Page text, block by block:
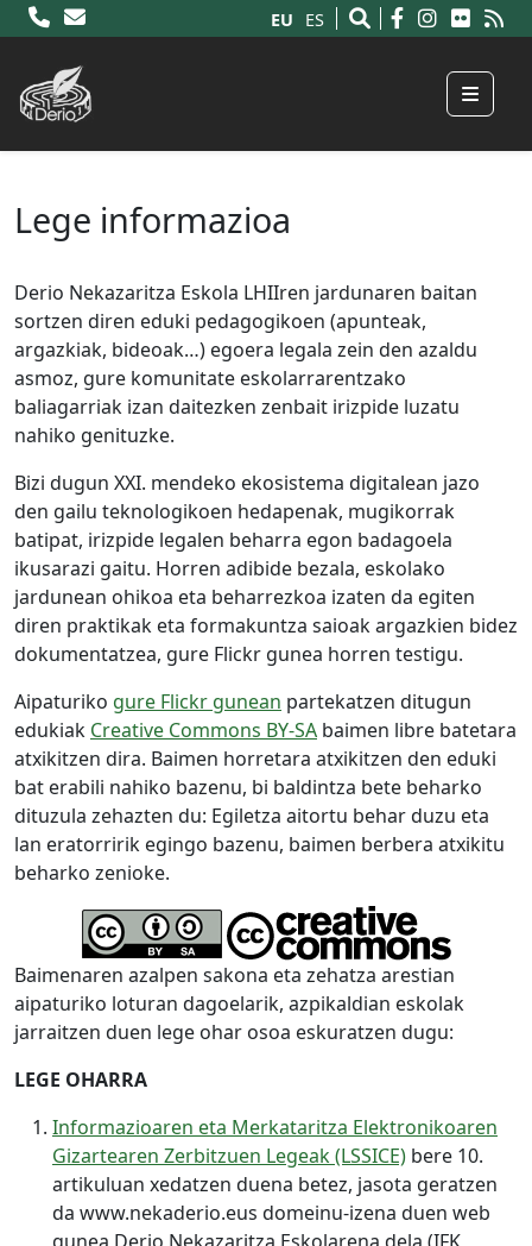
EU ES
Menu
Lege informazioa
Derio Nekazaritza Eskola LHIIren jardunaren baitan
sortzen diren eduki pedagogikoen (apunteak,
argazkiak, bideoak…) egoera legala zein den azaldu
asmoz, gure komunitate eskolarrarentzako
baliagarriak izan daitezken zenbait irizpide luzatu
nahiko genituzke.
Bizi dugun XXI. mendeko ekosistema digitalean jazo
den gailu teknologikoen hedapenak, mugikorrak
batipat, irizpide legalen beharra egon badagoela
ikusarazi gaitu. Horren adibide bezala, eskolako
jardunean ohikoa eta beharrezkoa izaten da egiten
diren praktikak eta formakuntza saioak argazkien bidez
dokumentatzea, gure Flickr gunea horren testigu.
Aipaturiko gure Flickr gunean partekatzen ditugun
edukiak Creative Commons BY-SA baimen libre batetara
atxikitzen dira. Baimen horretara atxikitzen den eduki
bat erabili nahiko bazenu, bi baldintza bete beharko
dituzula zehazten du: Egiletza aitortu behar duzu eta
lan eratorririk egingo bazenu, baimen berbera atxikitu
beharko zenioke.
Baimenaren azalpen sakona eta zehatza arestian
aipaturiko loturan dagoelarik, azpikaldian eskolak
jarraitzen duen lege ohar osoa eskuratzen dugu:
LEGE OHARRA
Informazioaren eta Merkataritza Elektronikoaren
Gizartearen Zerbitzuen Legeak (LSSICE) bere 10.
artikuluan xedatzen duena betez, jasota geratzen
da www.nekaderio.eus domeinu-izena duen web